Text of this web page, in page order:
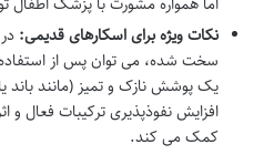
نکات ویژه برای اسکارهای قدیمی:
سخت شده، می توان پس از
یک پوشش نازک و تمیز (مانند باند
افزایش نفوذپذیری ترکیبات فعال
کمک می کند.